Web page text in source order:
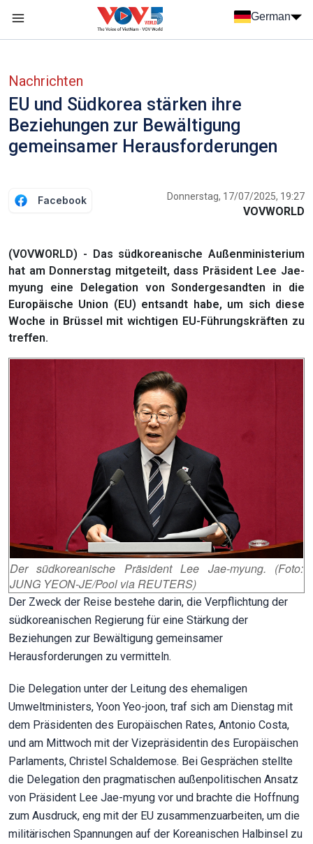
German
Nachrichten
EU und Südkorea stärken ihre
Beziehungen zur Bewältigung
gemeinsamer Herausforderungen
Facebook Donnerstag, 17/07/2025, 19:27
VOVWORLD
(VOVWORLD) - Das südkoreanische Außenministerium
hat am Donnerstag mitgeteilt, dass Präsident Lee Jae-
myung eine Delegation von Sondergesandten in die
Europäische Union (EU) entsandt habe, um sich diese
Woche in Brüssel mit wichtigen EU-Führungskräften zu
treffen.
Der südkoreanische Präsident Lee Jae-myung. (Foto:
JUNG YEON-JE/Pool via REUTERS)
Der Zweck der Reise bestehe darin, die Verpflichtung der
südkoreanischen Regierung für eine Stärkung der
Beziehungen zur Bewältigung gemeinsamer
Herausforderungen zu vermitteln.
Die Delegation unter der Leitung des ehemaligen
Umweltministers, Yoon Yeo-joon, traf sich am Dienstag mit
dem Präsidenten des Europäischen Rates, Antonio Costa,
und am Mittwoch mit der Vizepräsidentin des Europäischen
Parlaments, Christel Schaldemose. Bei Gesprächen stellte
die Delegation den pragmatischen außenpolitischen Ansatz
von Präsident Lee Jae-myung vor und brachte die Hoffnung
zum Ausdruck, eng mit der EU zusammenzuarbeiten, um die
militärischen Spannungen auf der Koreanischen Halbinsel zu